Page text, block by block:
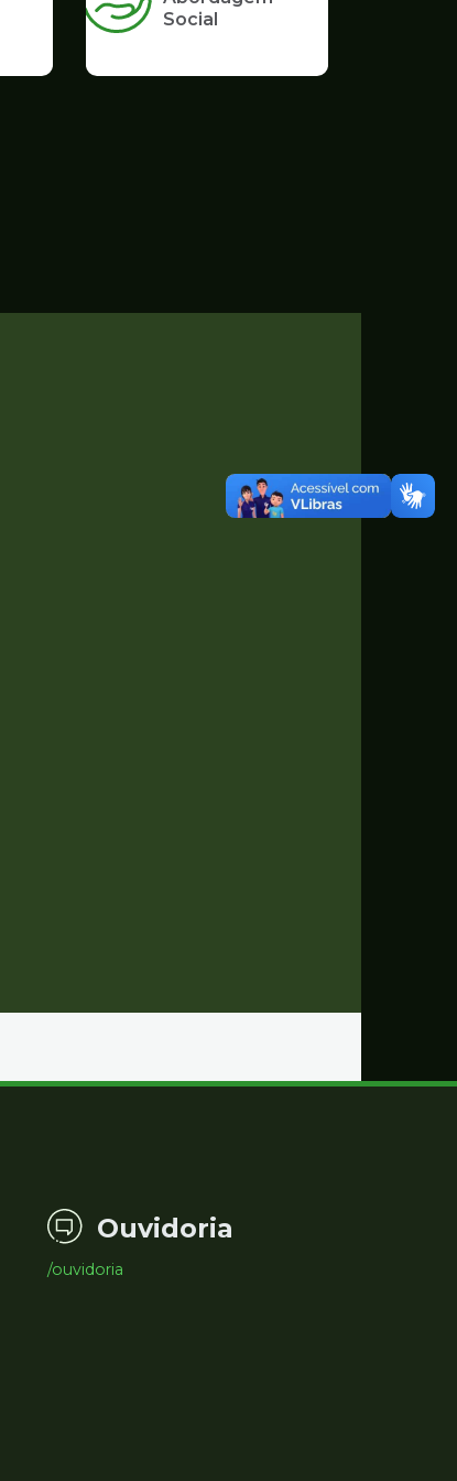
Social
Ouvidoria
/ouvidoria